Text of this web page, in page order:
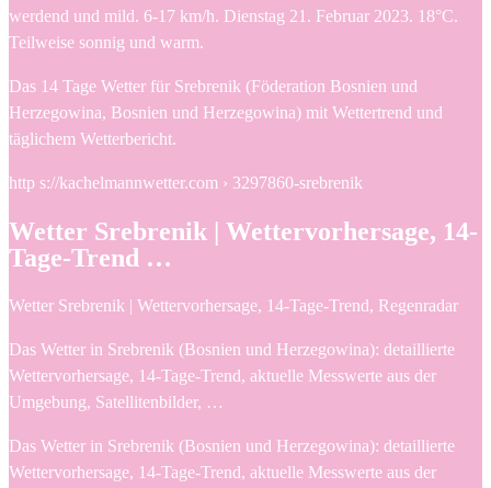
werdend und mild. 6-17 km/h. Dienstag 21. Februar 2023. 18°C.
Teilweise sonnig und warm.
Das 14 Tage Wetter für Srebrenik (Föderation Bosnien und
Herzegowina, Bosnien und Herzegowina) mit Wettertrend und
täglichem Wetterbericht.
http s://kachelmannwetter.com › 3297860-srebrenik
Wetter Srebrenik | Wettervorhersage, 14-
Tage-Trend …
Wetter Srebrenik | Wettervorhersage, 14-Tage-Trend, Regenradar
Das Wetter in Srebrenik (Bosnien und Herzegowina): detaillierte
Wettervorhersage, 14-Tage-Trend, aktuelle Messwerte aus der
Umgebung, Satellitenbilder, …
Das Wetter in Srebrenik (Bosnien und Herzegowina): detaillierte
Wettervorhersage, 14-Tage-Trend, aktuelle Messwerte aus der